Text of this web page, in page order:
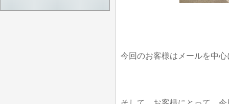
今回のお客様はメールを中